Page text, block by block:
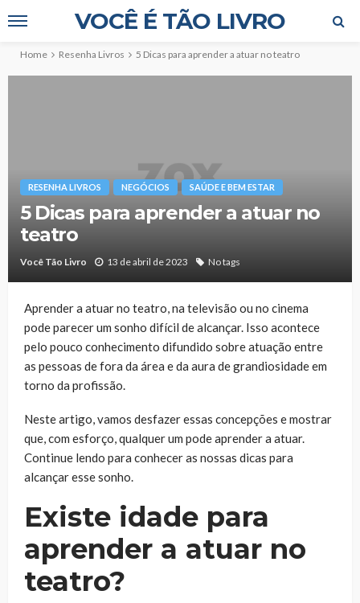
VOCÊ É TÃO LIVRO
Home Resenha Livros 5 Dicas para aprender a atuar no teatro
RESENHA LIVROS NEGÓCIOS SAÚDE E BEM ESTAR
5 Dicas para aprender a atuar no
teatro
Você Tão Livro 13 de abril de 2023 No tags
Aprender a atuar no teatro, na televisão ou no cinema
pode parecer um sonho difícil de alcançar. Isso acontece
pelo pouco conhecimento difundido sobre atuação entre
as pessoas de fora da área e da aura de grandiosidade em
torno da profissão.
Neste artigo, vamos desfazer essas concepções e mostrar
que, com esforço, qualquer um pode aprender a atuar.
Continue lendo para conhecer as nossas dicas para
alcançar esse sonho.
Existe idade para
aprender a atuar no
teatro?